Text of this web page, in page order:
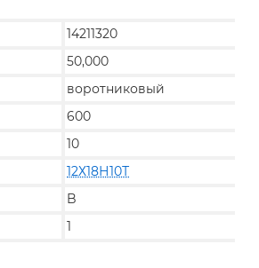
14211320
50,000
воротниковый
600
10
12Х18Н10Т
B
1